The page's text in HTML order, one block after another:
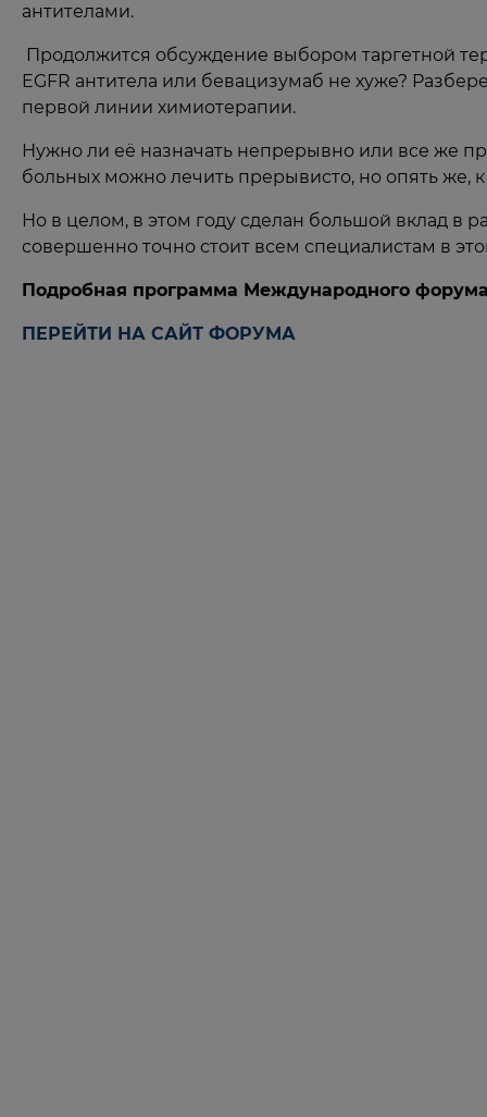
антителами.
Продолжится обсуждение выбором таргетной
EGFR антитела или бевацизумаб не хуже?
первой линии химиотерапии.
Нужно ли её назначать непрерывно или все же
больных можно лечить прерывисто, но опять же,
Но в целом, в этом году сделан большой вклад в
совершенно точно стоит всем специалистам в
Подробная программа Международного
ПЕРЕЙТИ НА САЙТ ФОРУМА